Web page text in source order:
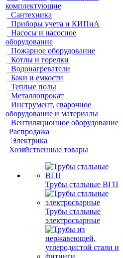
комплектующие
Сантехника
Приборы учета и КИПиА
Насосы и насосное
оборудование
Пожарное оборудование
Котлы и горелки
Водонагреватели
Баки и емкости
Теплые полы
Металлопрокат
Инструмент, сварочное
оборудование и материалы
Вентиляционное оборудование
Распродажа
Электрика
Хозяйственные товары
Трубы стальные ВГП
Трубы стальные
электросварные